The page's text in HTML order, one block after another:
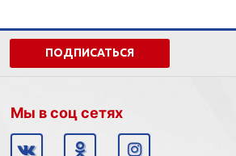
ПОДПИСАТЬСЯ
Мы в соц сетях